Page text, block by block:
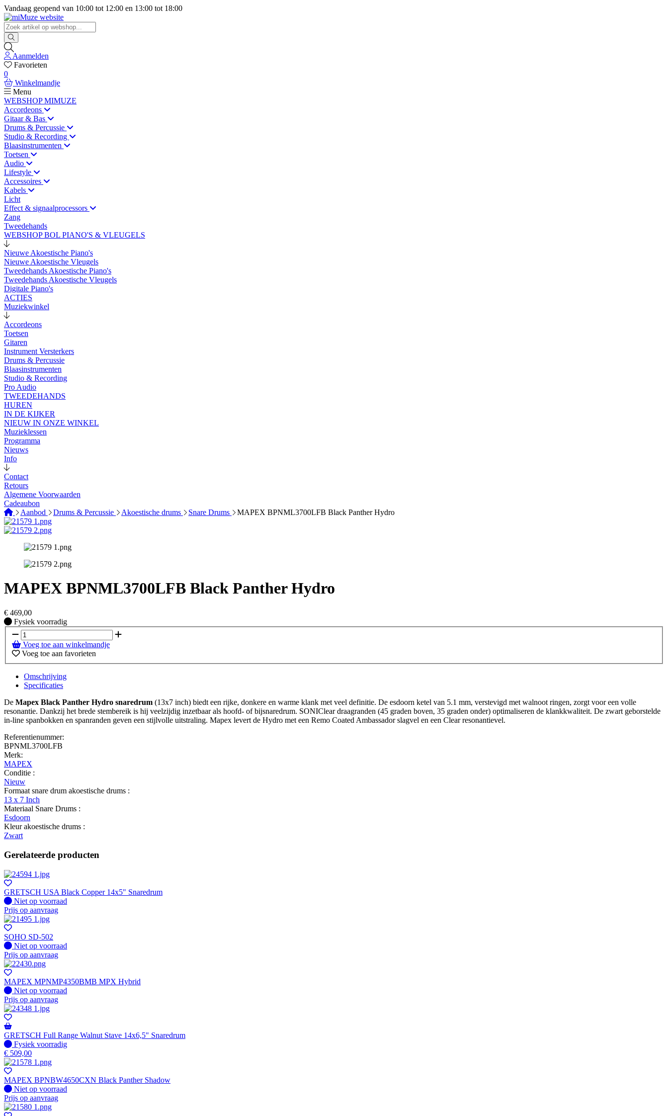
Vandaag geopend van 10:00 tot 12:00 en 13:00 tot 18:00
Aanmelden
Favorieten
0
Winkelmandje
Menu
WEBSHOP MIMUZE
Accordeons
Gitaar & Bas
Drums & Percussie
Studio & Recording
Blaasinstrumenten
Toetsen
Audio
Lifestyle
Accessoires
Kabels
Licht
Effect & signaalprocessors
Zang
Tweedehands
WEBSHOP BOL PIANO'S & VLEUGELS
Nieuwe Akoestische Piano's
Nieuwe Akoestische Vleugels
Tweedehands Akoestische Piano's
Tweedehands Akoestische Vleugels
Digitale Piano's
ACTIES
Muziekwinkel
Accordeons
Toetsen
Gitaren
Instrument Versterkers
Drums & Percussie
Blaasinstrumenten
Studio & Recording
Pro Audio
TWEEDEHANDS
HUREN
IN DE KIJKER
NIEUW IN ONZE WINKEL
Muzieklessen
Programma
Nieuws
Info
Contact
Retours
Algemene Voorwaarden
Cadeaubon
Aanbod
Drums & Percussie Akoestische drums Snare Drums MAPEX BPNML3700LFB Black Panther Hydro
MAPEX BPNML3700LFB Black Panther Hydro
€ 469,00
Fysiek voorradig
Fysiek voorradig
Voeg toe aan winkelmandje
Voeg toe aan favorieten
Omschrijving
Specificaties
De Mapex Black Panther Hydro snaredrum (13x7 inch) biedt een rijke, donkere en warme klank met veel definitie. De esdoorn ketel van 5.1 mm, verstevigd met walnoot ringen, zorgt voor een volle
resonantie. Dankzij het brede stembereik is hij veelzijdig inzetbaar als hoofd- of bijsnaredrum. SONIClear draagranden (45 graden boven, 35 graden onder) optimaliseren de klankkwaliteit. De zwart geborstelde
in-line spanbokken en spanranden geven een stijlvolle uitstraling. Mapex levert de Hydro met een Remo Coated Ambassador slagvel en een Clear resonantievel.
Referentienummer:
BPNML3700LFB
Merk:
MAPEX
Conditie :
Nieuw
Formaat snare drum akoestische drums :
13 x 7 Inch
Materiaal Snare Drums :
Esdoorn
Kleur akoestische drums :
Zwart
Gerelateerde producten
GRETSCH USA Black Copper 14x5" Snaredrum
Fysiek voorradig
Niet op voorraad
Prijs op aanvraag
SOHO SD-502
Fysiek voorradig
Niet op voorraad
Prijs op aanvraag
MAPEX MPNMP4350BMB MPX Hybrid
Fysiek voorradig
Niet op voorraad
Prijs op aanvraag
GRETSCH Full Range Walnut Stave 14x6,5" Snaredrum
Fysiek voorradig
Fysiek voorradig
€ 509,00
MAPEX BPNBW4650CXN Black Panther Shadow
Fysiek voorradig
Niet op voorraad
Prijs op aanvraag